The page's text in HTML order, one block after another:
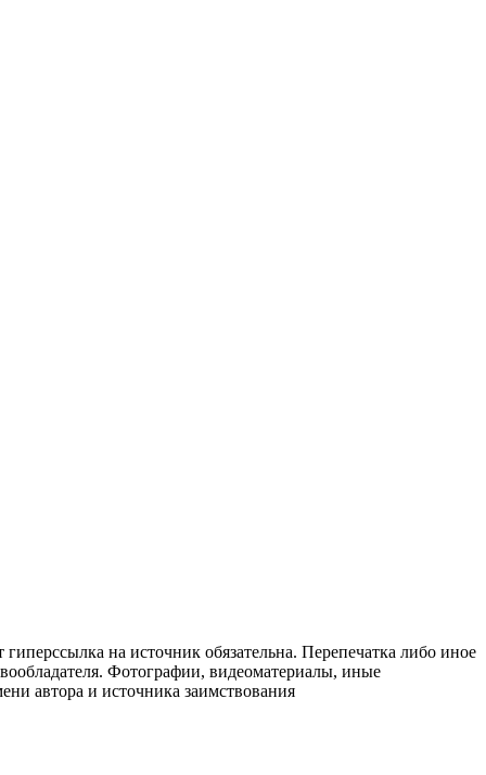
на источник обязательна. Перепечатка либо иное
Фотографии, видеоматериалы, иные
автора и источника заимствования